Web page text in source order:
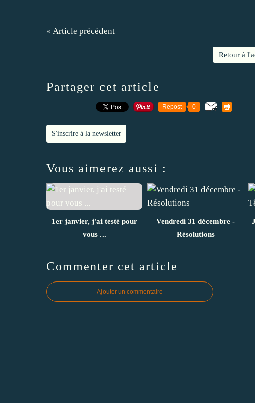
« Article précédent
Retour à
Partager cet article
Repost 0
S'inscrire à la newsletter
Vous aimerez aussi :
1er janvier, j'ai testé pour
vous ...
Vendredi 31 décembre -
Résolutions
Commenter cet article
Ajouter un commentaire